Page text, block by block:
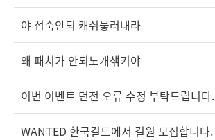
야 접숙안되 캐쉬뭏러내라
왜 패치가 안되노개샊키야
이번 이벤트 던전 오류 수정 부탁드립니다.
WANTED 한국길드에서 길원 모집합니다.